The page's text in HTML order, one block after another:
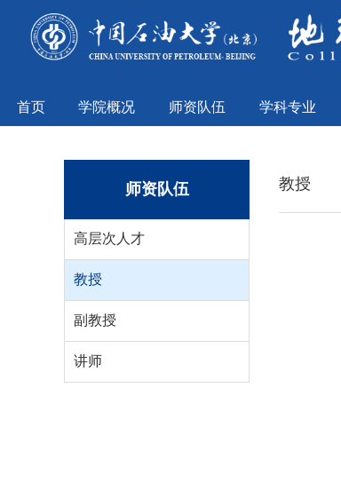
首页 学院概况 师资队伍 学科专业
师资队伍
高层次人才
教授
副教授
讲师
教授